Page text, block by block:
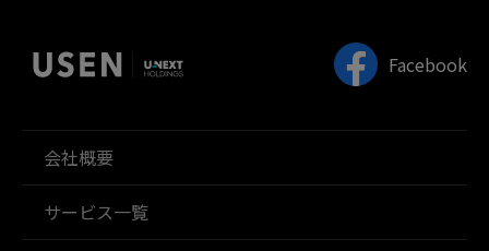
Facebook
会社概要
サービス一覧